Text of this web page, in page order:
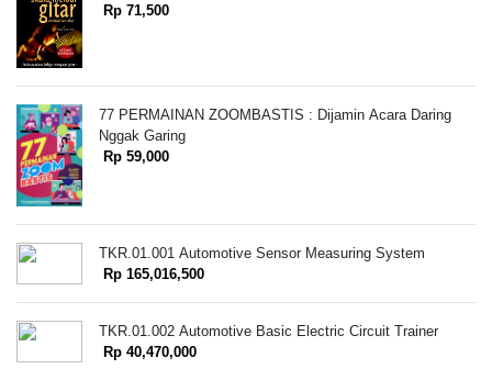
Rp 71,500
77 PERMAINAN ZOOMBASTIS : Dijamin Acara Daring
Nggak Garing
Rp 59,000
TKR.01.001 Automotive Sensor Measuring System
Rp 165,016,500
TKR.01.002 Automotive Basic Electric Circuit Trainer
Rp 40,470,000